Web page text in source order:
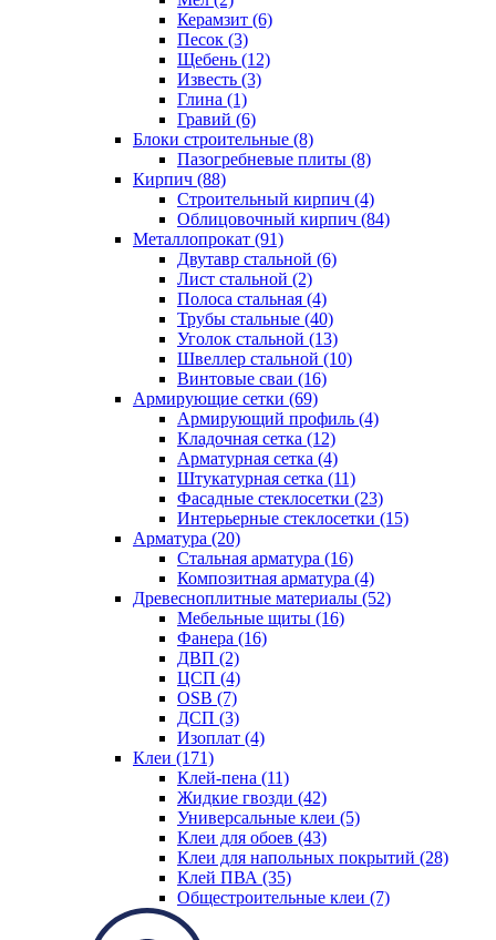
Керамзит (6)
Песок (3)
Щебень (12)
Известь (3)
Глина (1)
Гравий (6)
Блоки строительные (8)
Пазогребневые плиты (8)
Кирпич (88)
Строительный кирпич (4)
Облицовочный кирпич (84)
Металлопрокат (91)
Двутавр стальной (6)
Лист стальной (2)
Полоса стальная (4)
Трубы стальные (40)
Уголок стальной (13)
Швеллер стальной (10)
Винтовые сваи (16)
Армирующие сетки (69)
Армирующий профиль (4)
Кладочная сетка (12)
Арматурная сетка (4)
Штукатурная сетка (11)
Фасадные стеклосетки (23)
Интерьерные стеклосетки (15)
Арматура (20)
Стальная арматура (16)
Композитная арматура (4)
Древесноплитные материалы (52)
Мебельные щиты (16)
Фанера (16)
ДВП (2)
ЦСП (4)
OSB (7)
ДСП (3)
Изоплат (4)
Клеи (171)
Клей-пена (11)
Жидкие гвозди (42)
Универсальные клеи (5)
Клеи для обоев (43)
Клеи для напольных покрытий (28)
Клей ПВА (35)
Общестроительные клеи (7)